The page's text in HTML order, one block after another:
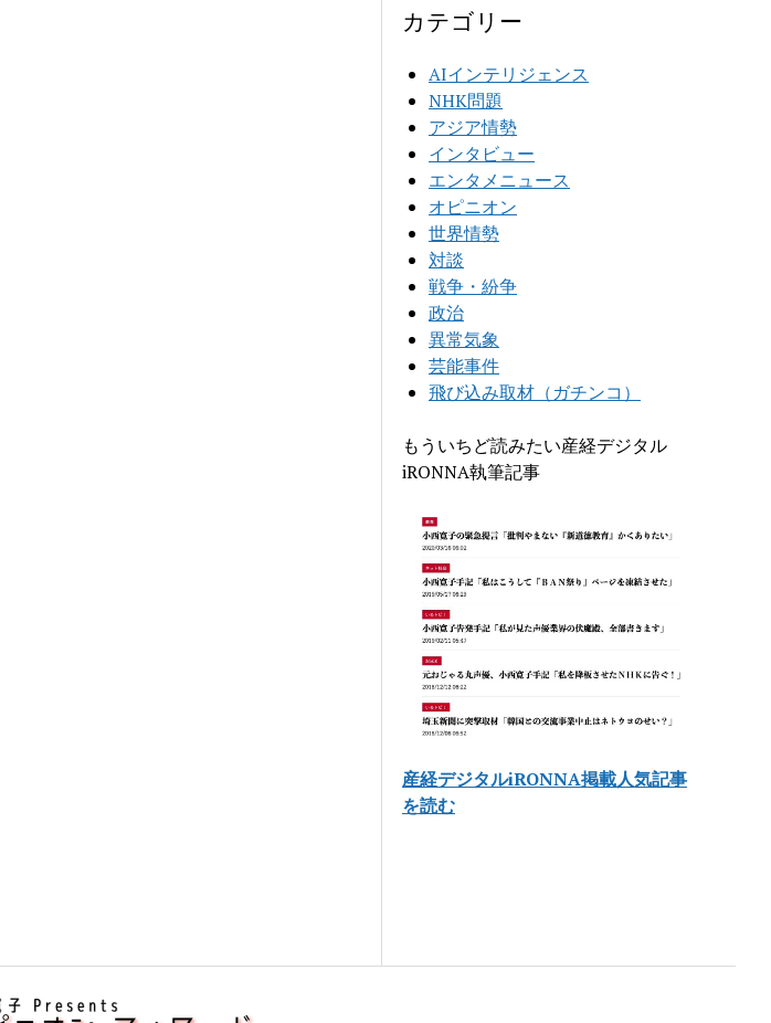
カテゴリー
AIインテリジェンス
NHK問題
アジア情勢
インタビュー
エンタメニュース
オピニオン
世界情勢
対談
戦争・紛争
政治
異常気象
芸能事件
飛び込み取材（ガチンコ）
もういちど読みたい産経デジタル
iRONNA執筆記事
産経デジタルiRONNA掲載人気記事
を読む